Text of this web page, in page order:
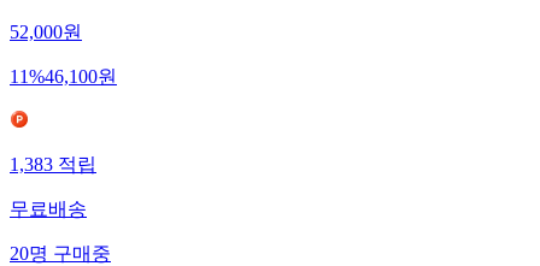
52,000원
11%46,100원
1,383 적립
무료배송
20명 구매중